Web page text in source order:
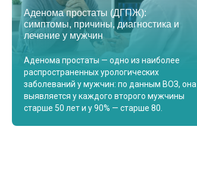
Аденома простаты (ДГПЖ):
симптомы, причины, диагностика и
лечение у мужчин
Аденома простаты — одно из наиболее
распространенных урологических
заболеваний у мужчин: по данным ВОЗ, она
выявляется у каждого второго мужчины
старше 50 лет и у 90% — старше 80.